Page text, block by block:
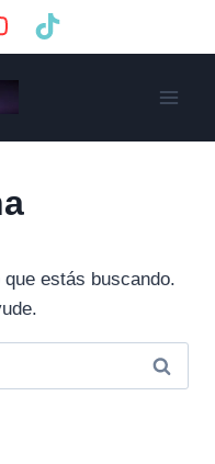
estás buscando.